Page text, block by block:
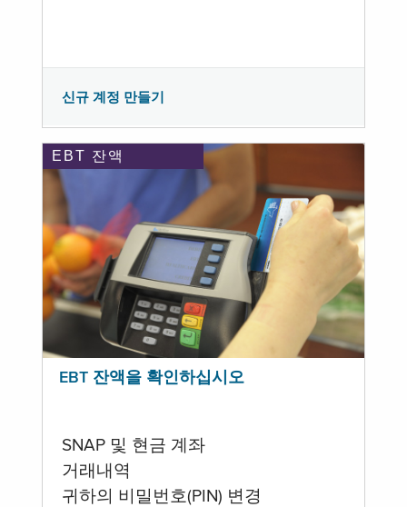
신규 계정 만들기
EBT 잔액
EBT 잔액을 확인하십시오
SNAP 및 현금 계좌
거래내역
귀하의 비밀번호(PIN) 변경